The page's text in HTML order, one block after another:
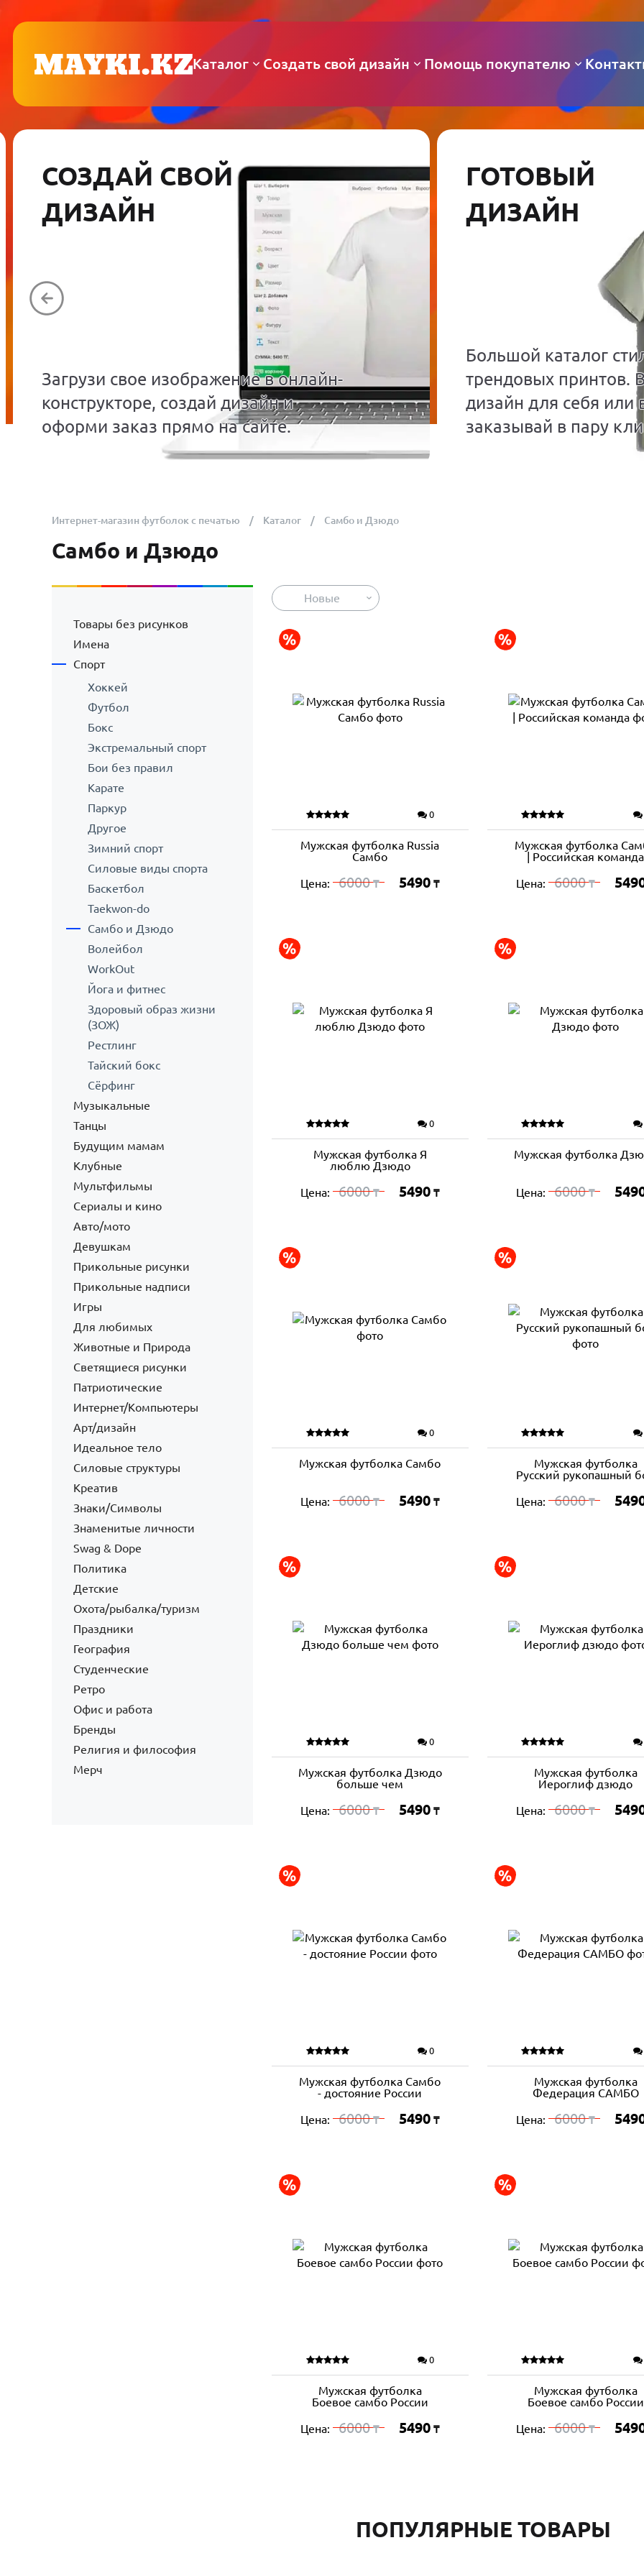
Каталог Создать свой дизайн Помощь покупателю
СОЗДАЙ СВОЙ
ДИЗАЙН
Загрузи свое изображение в онлайн-
конструкторе, создай дизайн и
оформи заказ прямо на сайте.
ГОТОВЫЙ
ДИЗАЙН
Большой каталог
трендовых принтов.
дизайн для себя или
заказывай в пару
Интернет-магазин футболок с печатью Каталог Самбо и Дзюдо
Самбо и Дзюдо
Товары без рисунков
Имена
Спорт
Хоккей
Футбол
Бокс
Экстремальный спорт
Бои без правил
Карате
Паркур
Другое
Зимний спорт
Силовые виды спорта
Баскетбол
Taekwon-do
Самбо и Дзюдо
Волейбол
WorkOut
Йога и фитнес
Здоровый образ жизни
(ЗОЖ)
Рестлинг
Тайский бокс
Сёрфинг
Музыкальные
Танцы
Будущим мамам
Клубные
Мультфильмы
Сериалы и кино
Авто/мото
Девушкам
Прикольные рисунки
Прикольные надписи
Игры
Для любимых
Животные и Природа
Светящиеся рисунки
Патриотические
Интернет/Компьютеры
Арт/дизайн
Идеальное тело
Силовые структуры
Креатив
Знаки/Символы
Знаменитые личности
Swag & Dope
Политика
Детские
Охота/рыбалка/туризм
Праздники
География
Студенческие
Ретро
Офис и работа
Бренды
Религия и философия
Мерч
Новые
0
Мужская футболка Russia
Самбо
Цена: 6000₸ 5490 ₸
Мужская футболка
| Российская команда
Цена: 6000₸
0
Мужская футболка Я
люблю Дзюдо
Цена: 6000₸ 5490 ₸
Мужская футболка
Цена: 6000₸
0
Мужская футболка Самбо
Цена: 6000₸ 5490 ₸
Мужская футболка
Русский рукопашный
Цена: 6000₸
0
Мужская футболка Дзюдо
больше чем
Цена: 6000₸ 5490 ₸
Мужская футболка
Иероглиф дзюдо
Цена: 6000₸
0
Мужская футболка Самбо
- достояние России
Цена: 6000₸ 5490 ₸
Мужская футболка
Федерация САМБО
Цена: 6000₸
0
Мужская футболка
Боевое самбо России
Цена: 6000₸ 5490 ₸
Мужская футболка
Боевое самбо России
Цена: 6000₸
ПОПУЛЯРНЫЕ ТОВАРЫ